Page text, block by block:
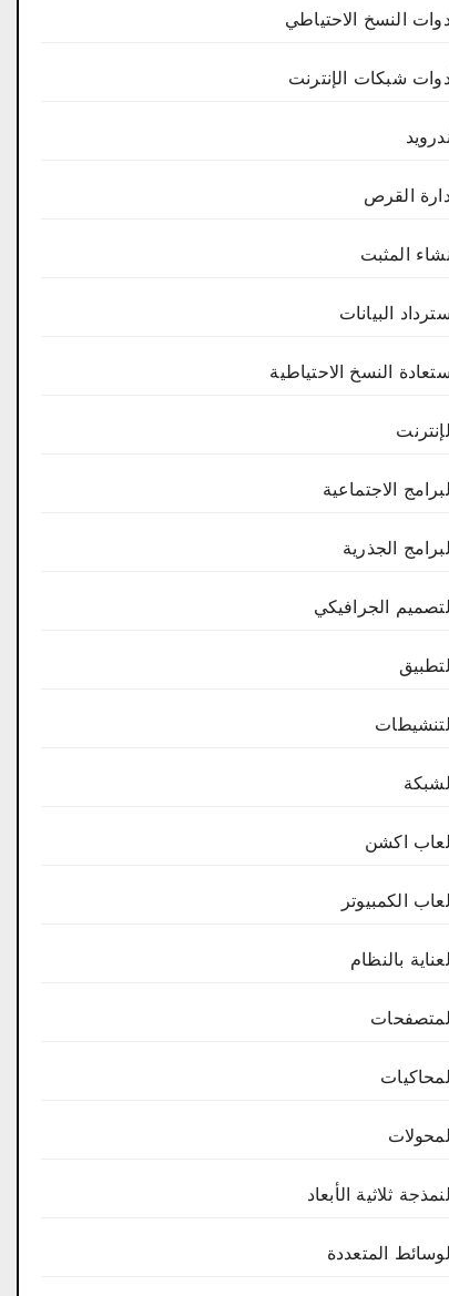
النسخ الاحتياطي
شبكات الإنترنت
القرص
المثبت
البيانات
النسخ الاحتياطية
الاجتماعية
الجذرية
الجرافيكي
اكشن
الكمبيوتر
بالنظام
ثلاثية الأبعاد
المتعددة